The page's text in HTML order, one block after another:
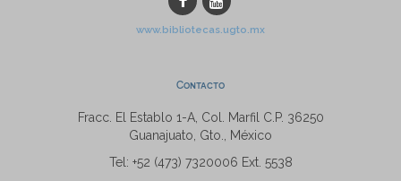
www.bibliotecas.ugto.mx
Contacto
Fracc. El Establo 1-A, Col. Marfil C.P. 36250
Guanajuato, Gto., México
Tel: +52 (473) 7320006 Ext. 5538